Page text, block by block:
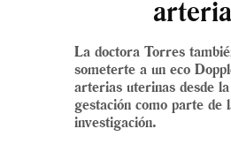
La doctora Torres
someterte a un eco
arterias uterinas desde
gestación como parte de
investigación.